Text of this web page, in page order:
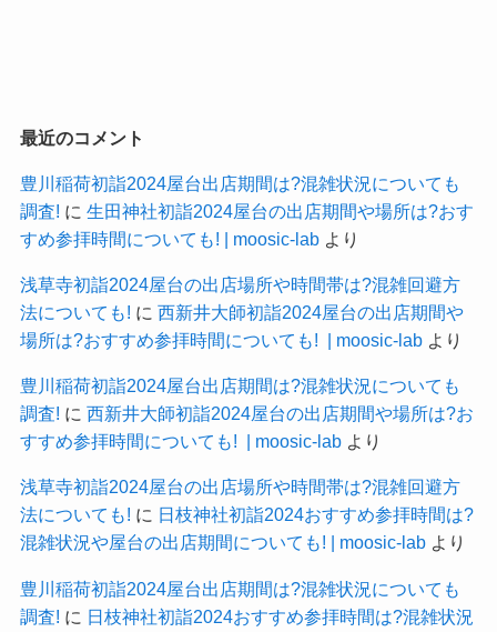
最近のコメント
豊川稲荷初詣2024屋台出店期間は?混雑状況についても
調査! に 生田神社初詣2024屋台の出店期間や場所は?おす
すめ参拝時間についても! | moosic-labより
浅草寺初詣2024屋台の出店場所や時間帯は?混雑回避方
法についても! に 西新井大師初詣2024屋台の出店期間や
場所は?おすすめ参拝時間についても! | moosic-labより
豊川稲荷初詣2024屋台出店期間は?混雑状況についても
調査! に 西新井大師初詣2024屋台の出店期間や場所は?お
すすめ参拝時間についても! | moosic-labより
浅草寺初詣2024屋台の出店場所や時間帯は?混雑回避方
法についても! に 日枝神社初詣2024おすすめ参拝時間は?
混雑状況や屋台の出店期間についても! | moosic-labより
豊川稲荷初詣2024屋台出店期間は?混雑状況についても
調査! に 日枝神社初詣2024おすすめ参拝時間は?混雑状況